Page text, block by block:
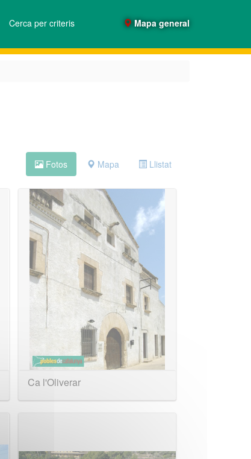
Cerca per criteris Mapa general
Fotos Mapa Llistat
Ca l'Oliverar